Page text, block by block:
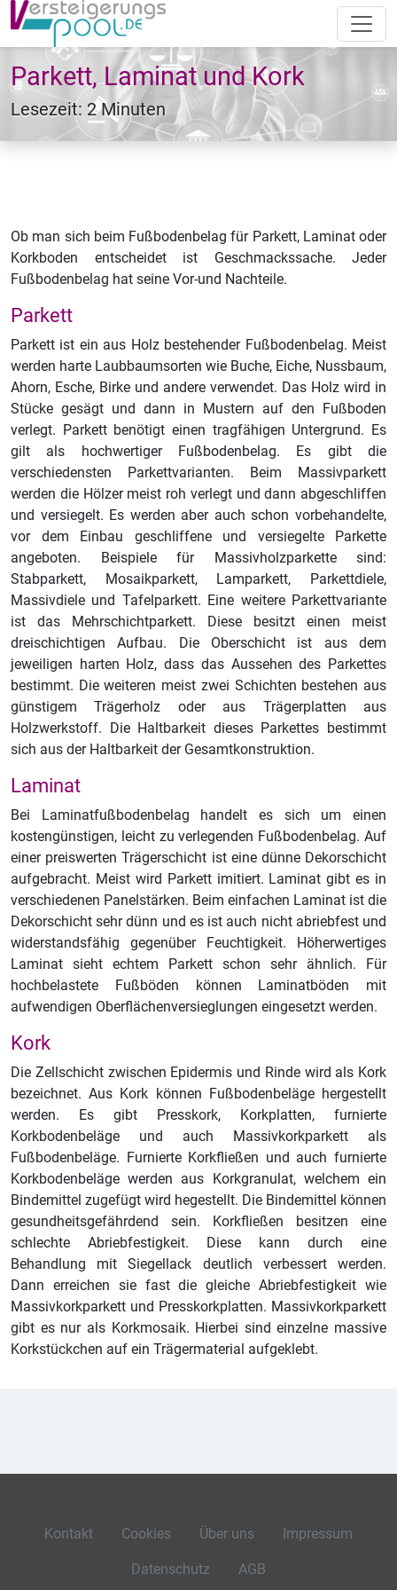
Parkett, Laminat und Kork
Lesezeit: 2 Minuten
Ob man sich beim Fußbodenbelag für Parkett, Laminat oder
Korkboden entscheidet ist Geschmackssache. Jeder
Fußbodenbelag hat seine Vor-und Nachteile.
Parkett
Parkett ist ein aus Holz bestehender Fußbodenbelag. Meist
werden harte Laubbaumsorten wie Buche, Eiche, Nussbaum,
Ahorn, Esche, Birke und andere verwendet. Das Holz wird in
Stücke gesägt und dann in Mustern auf den Fußboden
verlegt. Parkett benötigt einen tragfähigen Untergrund. Es
gilt als hochwertiger Fußbodenbelag. Es gibt die
verschiedensten Parkettvarianten. Beim Massivparkett
werden die Hölzer meist roh verlegt und dann abgeschliffen
und versiegelt. Es werden aber auch schon vorbehandelte,
vor dem Einbau geschliffene und versiegelte Parkette
angeboten. Beispiele für Massivholzparkette sind:
Stabparkett, Mosaikparkett, Lamparkett, Parkettdiele,
Massivdiele und Tafelparkett. Eine weitere Parkettvariante
ist das Mehrschichtparkett. Diese besitzt einen meist
dreischichtigen Aufbau. Die Oberschicht ist aus dem
jeweiligen harten Holz, dass das Aussehen des Parkettes
bestimmt. Die weiteren meist zwei Schichten bestehen aus
günstigem Trägerholz oder aus Trägerplatten aus
Holzwerkstoff. Die Haltbarkeit dieses Parkettes bestimmt
sich aus der Haltbarkeit der Gesamtkonstruktion.
Laminat
Bei Laminatfußbodenbelag handelt es sich um einen
kostengünstigen, leicht zu verlegenden Fußbodenbelag. Auf
einer preiswerten Trägerschicht ist eine dünne Dekorschicht
aufgebracht. Meist wird Parkett imitiert. Laminat gibt es in
verschiedenen Panelstärken. Beim einfachen Laminat ist die
Dekorschicht sehr dünn und es ist auch nicht abriebfest und
widerstandsfähig gegenüber Feuchtigkeit. Höherwertiges
Laminat sieht echtem Parkett schon sehr ähnlich. Für
hochbelastete Fußböden können Laminatböden mit
aufwendigen Oberflächenversieglungen eingesetzt werden.
Kork
Die Zellschicht zwischen Epidermis und Rinde wird als Kork
bezeichnet. Aus Kork können Fußbodenbeläge hergestellt
werden. Es gibt Presskork, Korkplatten, furnierte
Korkbodenbeläge und auch Massivkorkparkett als
Fußbodenbeläge. Furnierte Korkfließen und auch furnierte
Korkbodenbeläge werden aus Korkgranulat, welchem ein
Bindemittel zugefügt wird hegestellt. Die Bindemittel können
gesundheitsgefährdend sein. Korkfließen besitzen eine
schlechte Abriebfestigkeit. Diese kann durch eine
Behandlung mit Siegellack deutlich verbessert werden.
Dann erreichen sie fast die gleiche Abriebfestigkeit wie
Massivkorkparkett und Presskorkplatten. Massivkorkparkett
gibt es nur als Korkmosaik. Hierbei sind einzelne massive
Korkstückchen auf ein Trägermaterial aufgeklebt.
Kontakt Cookies Über uns Impressum
Datenschutz AGB